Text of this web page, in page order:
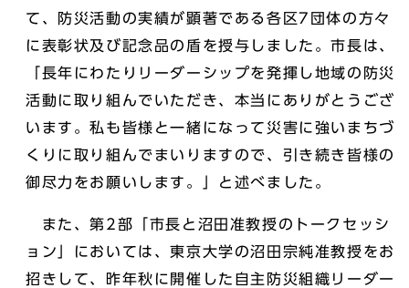
て、防災活動の実績が顕著である各区7団体の方々
に表彰状及び記念品の盾を授与しました。市長は、
「長年にわたりリーダーシップを発揮し地域の防災
活動に取り組んでいただき、本当にありがとうござ
います。私も皆様と一緒になって災害に強いまちづ
くりに取り組んでまいりますので、引き続き皆様の
御尽力をお願いします。」と述べました。
また、第2部「市長と沼田准教授のトークセッシ
ョン」においては、東京大学の沼田宗純准教授をお
招きして、昨年秋に開催した自主防災組織リーダー